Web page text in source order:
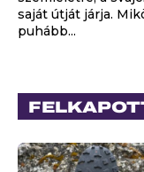
saját útját járja.
puhább...